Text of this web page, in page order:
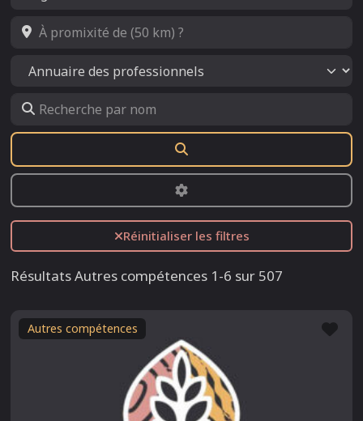
À promixité de (50 km) ?
Select search type
Recherche par nom
Advanced Filters
Réinitialiser les filtres
Résultats Autres compétences 1-6 sur 507
Autres compétences